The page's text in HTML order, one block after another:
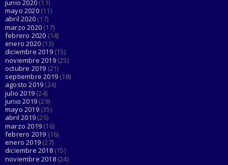
junio 2020 (11)
mayo 2020(11)
abril 2020 (17)
marzo 2020 (17)
febrero 2020 (14)
enero 2020 (13)
diciembre 2019(15)
noviembre 2019(25)
octubre 2019 (21)
septiembre 2019 (18)
agosto 2019 (24)
julio 2019 (24)
junio 2019 (29)
mayo 2019(35)
abril 2019 (25)
marzo 2019 (16)
febrero 2019 (16)
enero 2019 (27)
diciembre 2018(15)
noviembre 2018(24)